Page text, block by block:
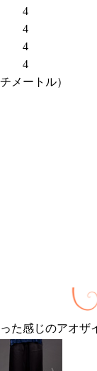
4
4
4
4
メートル）
た感じのアオザ